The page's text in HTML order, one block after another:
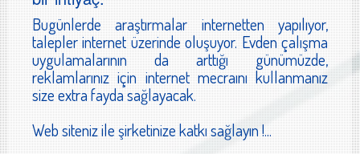
Bugünlerde araştırmalar internetten yapılıyor,
talepler internet üzerinde oluşuyor. Evden çalışma
uygulamalarının da arttığı günümüzde,
reklamlarınız için internet mecraını kullanmanız
size extra fayda sağlayacak.
Web siteniz ile şirketinize katkı sağlayın !...